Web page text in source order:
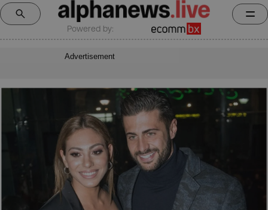
Powered by:
Advertisement